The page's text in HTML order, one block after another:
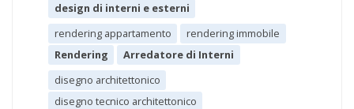
design di interni e esterni
rendering appartamento
rendering immobile
Rendering
Arredatore di Interni
disegno architettonico
disegno tecnico architettonico